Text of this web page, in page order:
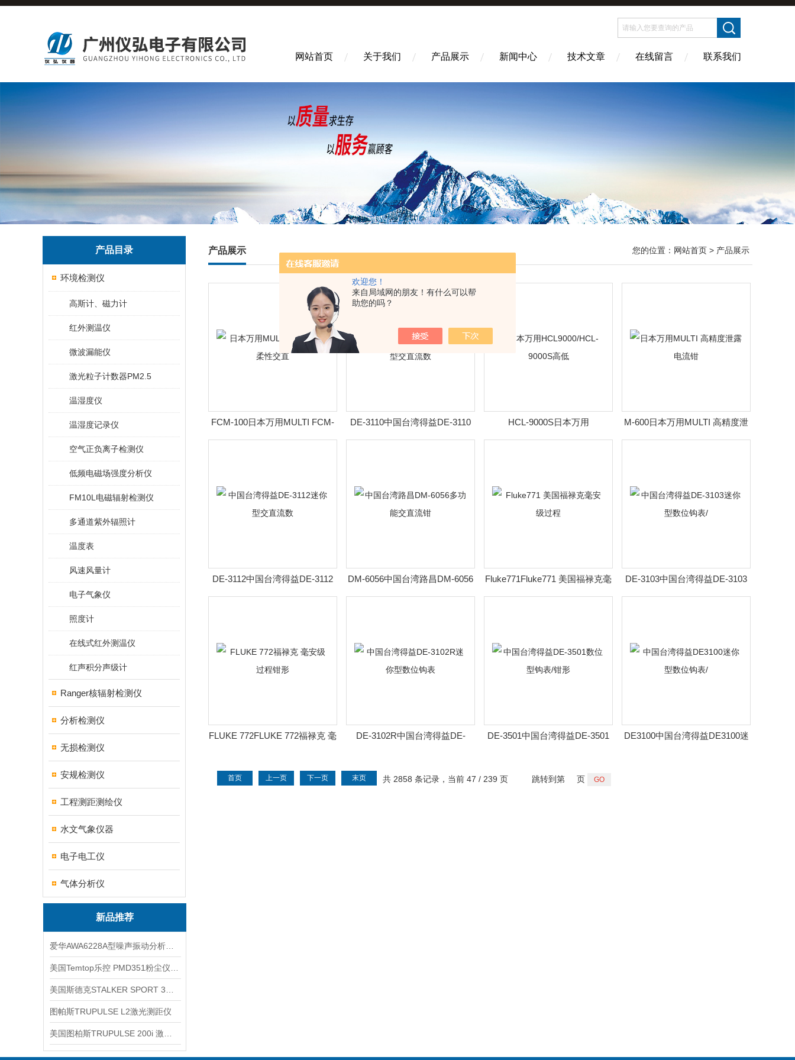
欢迎您！
来自局域网的朋友！有什么可以帮
助您的吗？
网站首页 关于我们 产品展示 新闻中心 技术文章 在线留言 联系我们
产品目录
环境检测仪
高斯计、磁力计
红外测温仪
微波漏能仪
激光粒子计数器PM2.5
温湿度仪
温湿度记录仪
空气正负离子检测仪
低频电磁场强度分析仪
FM10L电磁辐射检测仪
多通道紫外辐照计
温度表
风速风量计
电子气象仪
照度计
在线式红外测温仪
红声积分声级计
Ranger核辐射检测仪
分析检测仪
无损检测仪
安规检测仪
工程测距测绘仪
水文气象仪器
电子电工仪
气体分析仪
新品推荐
图帕斯TRUPULSE L2激光测距仪
产品展示 您的位置： 网站首页 > 产品展示
FCM-100日本万用MULTI FCM-
100 柔性交直
DE-3110中国台湾得益DE-3110
迷你型交直流数
HCL-9000S日本万用
HCL9000/HCL-9000S高低
M-600日本万用MULTI 高精度泄
露电流钳
DE-3112中国台湾得益DE-3112
迷你型交直流数
DM-6056中国台湾路昌DM-6056
多功能交直流钳
Fluke771Fluke771 美国福禄克毫
安级过程
DE-3103中国台湾得益DE-3103
迷你型数位钩表/
FLUKE 772FLUKE 772福禄克 毫
DE-3102R中国台湾得益DE-
DE-3501中国台湾得益DE-3501
DE3100中国台湾得益DE3100迷
共 2858 条记录，当前 47 / 239 页
首页 上一页 下一页 末页 跳转到第 页